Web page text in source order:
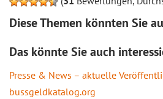
Diese Themen könnten Sie
Das könnte Sie auch
Presse & News – aktuelle
bussgeldkatalog.org